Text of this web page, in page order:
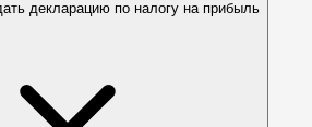
декларацию по налогу на прибыль